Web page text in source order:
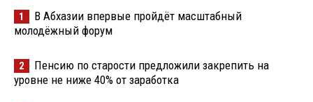
1
В Абхазии впервые пройдёт масштабный
молодёжный форум
2
Пенсию по старости предложили закрепить на
уровне не ниже 40% от заработка